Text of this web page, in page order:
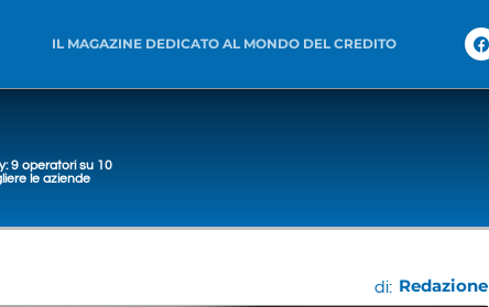
IL MAGAZINE DEDICATO AL MONDO DEL CREDITO
9 operatori su 10
le aziende
di: Redazione